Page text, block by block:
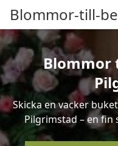
Blommor-till-
Blommor
Skicka en vacker
Pilgrimstad – en fin